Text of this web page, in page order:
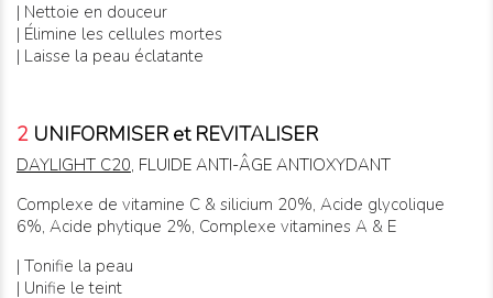
| Nettoie en douceur
| Élimine les cellules mortes
| Laisse la peau éclatante
2 UNIFORMISER et REVITALISER
DAYLIGHT C20, FLUIDE ANTI-ÂGE ANTIOXYDANT
Complexe de vitamine C & silicium 20%, Acide glycolique
6%, Acide phytique 2%, Complexe vitamines A & E
| Tonifie la peau
| Unifie le teint